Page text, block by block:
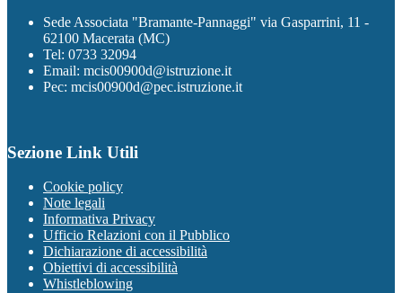
Sede Associata "Bramante-Pannaggi" via Gasparrini, 11 -
62100 Macerata (MC)
Tel: 0733 32094
Email: mcis00900d@istruzione.it
Pec: mcis00900d@pec.istruzione.it
Sezione Link Utili
Cookie policy
Note legali
Informativa Privacy
Ufficio Relazioni con il Pubblico
Dichiarazione di accessibilità
Obiettivi di accessibilità
Whistleblowing